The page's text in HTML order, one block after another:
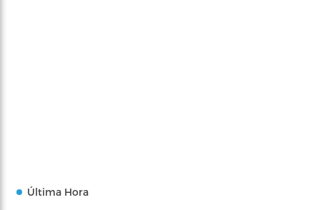
Última Hora